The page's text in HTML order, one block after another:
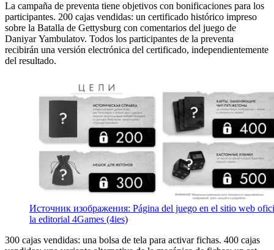
La campaña de preventa tiene objetivos con bonificaciones para los
participantes. 200 cajas vendidas: un certificado histórico impreso
sobre la Batalla de Gettysburg con comentarios del juego de
Daniyar Yambulatov. Todos los participantes de la preventa
recibirán una versión electrónica del certificado, independientemente
del resultado.
Источник изображения: Página del juego en el sitio web
la editorial 4Games (4ies)
300 cajas vendidas: una bolsa de tela para activar fichas. 400 cajas